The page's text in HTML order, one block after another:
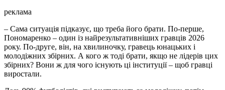
реклама
– Сама ситуація підказує, що треба його брати. По-перше,
Пономаренко – один із найрезультативніших гравців 2026
року. По-друге, він, на хвилиночку, гравець юнацьких і
молодіжних збірних. А кого ж тоді брати, якщо не лідерів цих
збірних? Вони ж для чого існують ці інституції – щоб гравці
виростали.